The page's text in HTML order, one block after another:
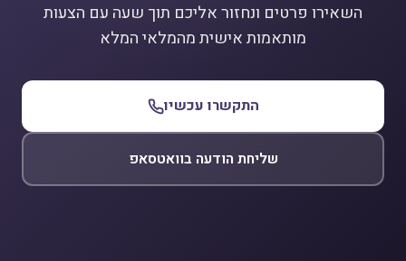
השאירו פרטים ונחזור אליכם תוך שעה עם הצעות
מותאמות אישית מהמלאי המלא
התקשרו עכשיו
שליחת הודעה בוואטסאפ